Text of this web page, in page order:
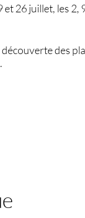
26 juillet, les 2,
des